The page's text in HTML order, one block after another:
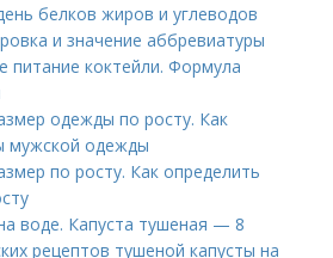
белков жиров и углеводов
и значение аббревиатуры
питание коктейли. Формула
одежды по росту. Как
мужской одежды
по росту. Как определить
воде. Капуста тушеная — 8
рецептов тушеной капусты на